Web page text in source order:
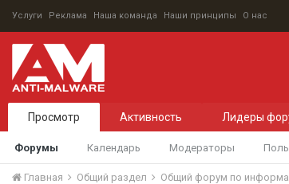
Услуги Реклама Наша команда Наши принципы О нас
Просмотр
Форумы Календарь Модераторы
Активность Лидеры
Главная Общий раздел Общий форум по